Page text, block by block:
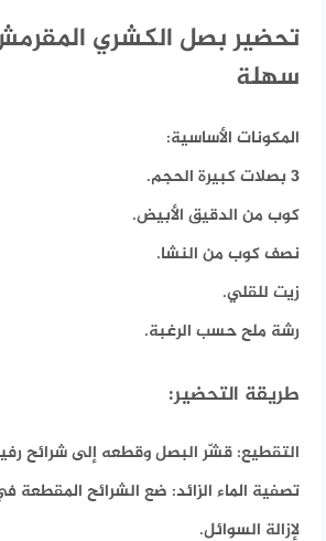
تحضير بصل الكشري
سهلة
المكونات الأساسية:
3 بصلات كبيرة الحجم.
كوب من الدقيق الأبيض.
نصف كوب من النشا.
زيت للقلي.
رشة ملح حسب الرغبة.
طريقة التحضير:
التقطيع: قشّر البصل وقطعه إلى شرائح
تصفية الماء الزائد: ضع الشرائح المقطعة
لإزالة السوائل.